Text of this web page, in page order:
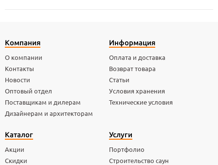
Компания
О компании
Контакты
Новости
Оптовый отдел
Поставщикам и дилерам
Дизайнерам и архитекторам
Информация
Оплата и доставка
Возврат товара
Статьи
Условия хранения
Технические условия
Каталог
Акции
Скидки
Услуги
Портфолио
Строительство саун